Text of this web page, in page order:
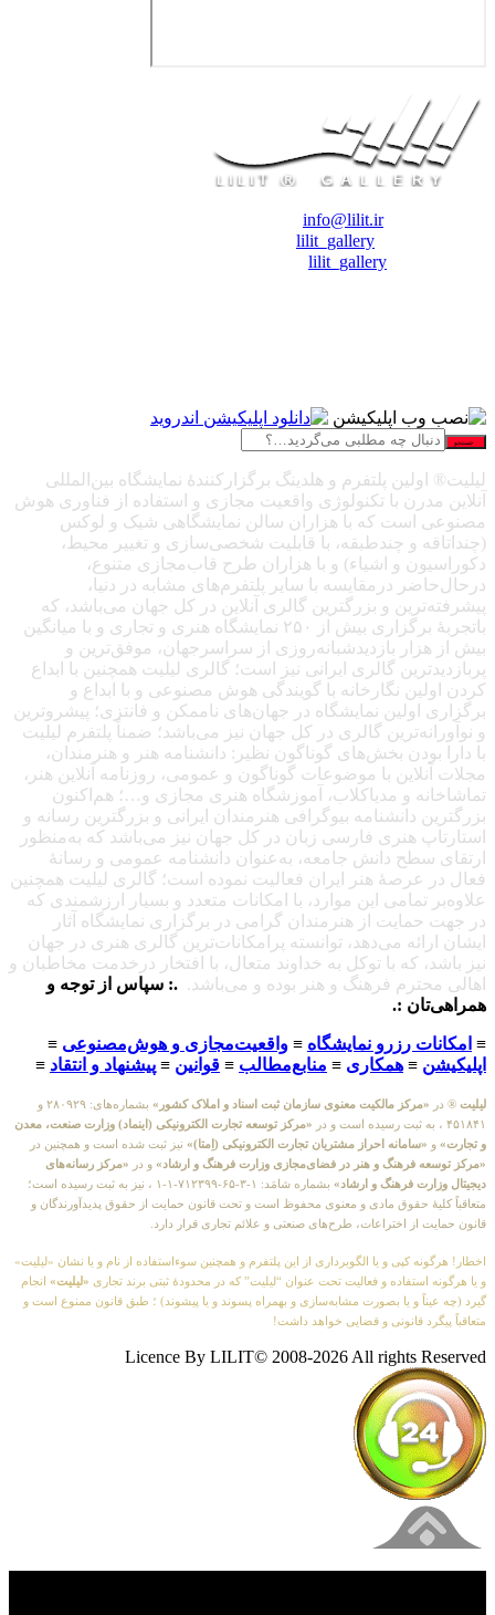
info@lilit.ir
lilit_gallery
lilit_gallery
جستجو
لیلیت® اولین پلتفرم و هلدینگ برگزارکنندهٔ نمایشگاه بین‌المللی
آنلاین مدرن با تکنولوژی واقعیت مجازی و استفاده از فناوری هوش
مصنوعی است که با هزاران سالن نمایشگاهی شیک و لوکس
(چنداتاقه و چندطبقه، با قابلیت شخصی‌سازی و تغییر محیط،
دکوراسیون و اشیاء) و با هزاران طرح قاب‌مجازی متنوع،
درحال‌حاضر درمقایسه با سایر پلتفرم‌های مشابه در دنیا،
پیشرفته‌ترین و بزرگترین گالری آنلاین در کل جهان می‌باشد، که
باتجربهٔ برگزاری بیش از ۲۵۰ نمایشگاه هنری و تجاری و با میانگین
بیش از هزار بازدیدشبانه‌روزی از سراسرجهان، موفق‌ترین و
پربازدیدترین گالری ایرانی نیز است؛ گالری لیلیت همچنین با ابداع
کردن اولین نگارخانه با گویندگی هوش مصنوعی و با ابداع و
برگزاری اولین نمایشگاه در جهان‌های ناممکن و فانتزی؛ پیشروترین
و نوآورانه‌ترین گالری در کل جهان نیز می‌باشد؛ ضمناً پلتفرم لیلیت
با دارا بودن بخش‌های گوناگون نظیر: دانشنامه هنر و هنرمندان،
مجلات آنلاین با موضوعات گوناگون و عمومی، روزنامه آنلاین هنر،
تماشاخانه و مدیاکلاب، آموزشگاه هنری مجازی و…؛ هم‌اکنون
بزرگترین دانشنامه بیوگرافی هنرمندان ایرانی و بزرگترین رسانه و
استارتاپ هنری فارسی زبان در کل جهان نیز می‌باشد که به‌منظور
ارتقای سطح دانش جامعه، به‌عنوان دانشنامه عمومی و رسانهٔ
فعال در عرصهٔ هنر ایران فعالیت نموده است؛ گالری لیلیت همچنین
علاوه‌بر تمامی این موارد، با امکانات متعدد و بسیار ارزشمندی که
در جهت حمایت از هنرمندان گرامی در برگزاری نمایشگاه آثار
ایشان ارائه می‌دهد، توانسته پرامکانات‌ترین گالری هنری در جهان
نیز باشد، که با توکل به خداوند متعال، با افتخار درخدمت مخاطبان و
اهالی محترم فرهنگ و هنر بوده و می‌باشد. .: سپاس از توجه و
همراهی‌تان :.
≡ امکانات رزرو نمایشگاه ≡ واقعیت‌مجازی و هوش‌مصنوعی ≡
اپلیکیشن ≡ همکاری ≡ منابع‌مطالب ≡ قوانین ≡ پیشنهاد و انتقاد ≡
لیلیت ® در «مرکز مالکیت معنوی سازمان ثبت اسناد و املاک کشور»
بشماره‌های: ۲۸۰۹۲۹ و
۴۵۱۸۴۱ ، به ثبت رسیده است و در
«مرکز توسعه تجارت الکترونیکی (اینماد) وزارت صنعت، معدن
و تجارت» و «سامانه احراز مشتریان تجارت الکترونیکی (اِمتا)» نیز ثبت شده است و همچنین در
«مرکز توسعه فرهنگ و هنر در فضای‌مجازی وزارت فرهنگ و ارشاد» و در «مرکز رسانه‌های
دیجیتال وزارت فرهنگ و ارشاد»
بشماره شامَد: ۱-۳-۶۵-۷۱۲۳۹۹-۱-۱ ، نیز به ثبت رسیده است؛
متعاقباً کلیهٔ حقوق مادی و معنوی محفوظ است و تحت قانون حمایت از حقوق پدیدآورندگان و
قانون حمایت از اختراعات، طرح‌های صنعتی و علائم تجاری قرار دارد.
اخطار! هرگونه کپی و یا الگوبرداری از این پلتفرم و همچنین سوءاستفاده از نام و یا نشان «لیلیت»
و یا هرگونه استفاده و فعالیت تحت عنوان “لیلیت” که در محدودهٔ ثبتی برند تجاری «لیلیت» انجام
گیرد (چه عیناً و یا بصورت مشابه‌سازی و بهمراه پسوند و یا پیشوند) ؛ طبق قانون ممنوع است و
متعاقباً پیگرد قانونی و قضایی خواهد داشت!
Licence By LILIT© 2008-2026 All rights Reserved